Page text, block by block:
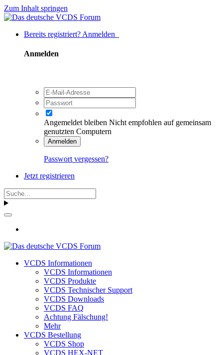
Zum Inhalt springen
Bereits registriert? Anmelden
Anmelden
Angemeldet bleiben Nicht empfohlen auf gemeinsam
genutzten Computern
Anmelden
Passwort vergessen?
Jetzt registrieren
VCDS Informationen
VCDS Informationen
VCDS Produkte
VCDS Technischer Support
VCDS Downloads
VCDS FAQ
Achtung Fälschung!
Mehr
VCDS Bestellung
VCDS Shop
VCDS HEX-NET